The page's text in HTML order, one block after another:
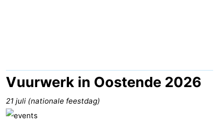
Village
Hippodroom
Last
minutes
Strand
Zien
Vuurwerk in Oostende 2026
21 juli (nationale feestdag)